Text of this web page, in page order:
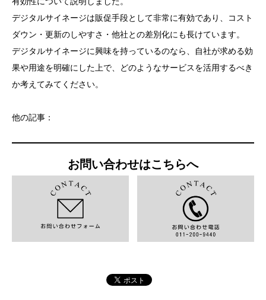
デジタルサイネージは販促手段として非常に有効であり、コスト
ダウン・更新のしやすさ・他社との差別化にも長けています。
デジタルサイネージに興味を持っているのなら、自社が求める効
果や用途を明確にした上で、どのようなサービスを活用するべき
か考えてみてください。
他の記事：
お問い合わせはこちらへ